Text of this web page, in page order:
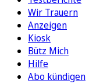
Wir Trauern
Anzeigen
Kiosk
Bütz Mich
Hilfe
Abo kündigen